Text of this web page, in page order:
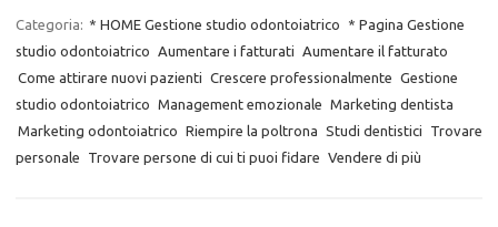
Categoria: * HOME Gestione studio odontoiatrico
* Pagina Gestione
studio odontoiatrico Aumentare i fatturati Aumentare il fatturato
Come attirare nuovi pazienti Crescere professionalmente Gestione
studio odontoiatrico Management emozionale Marketing dentista
Marketing odontoiatrico Riempire la poltrona Studi dentistici
Trovare
personale
Trovare persone di cui ti puoi fidare Vendere di più